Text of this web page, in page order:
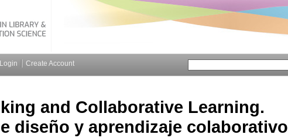
Login Create Account
and Collaborative Learning.
diseño y aprendizaje colaborativo